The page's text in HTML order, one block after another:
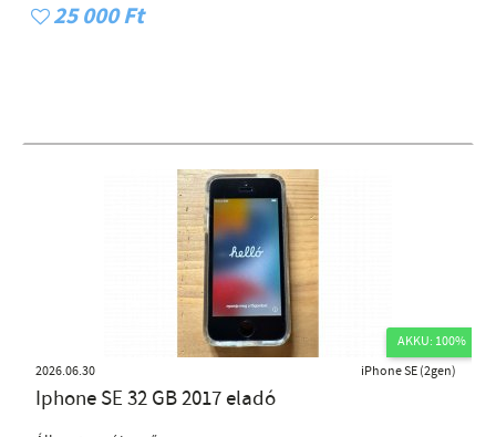
25 000 Ft
AKKU: 100%
2026.06.30
iPhone SE (2gen)
Iphone SE 32 GB 2017 eladó